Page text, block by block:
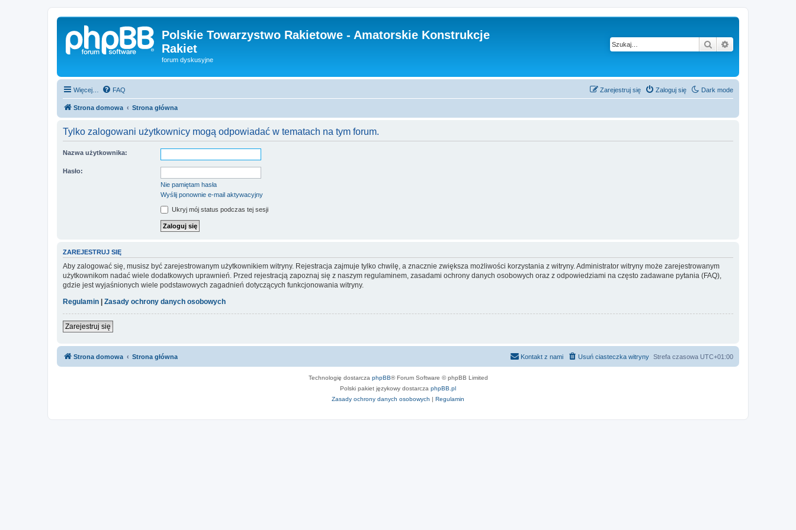
Polskie Towarzystwo Rakietowe - Amatorskie Konstrukcje
Rakiet
forum dyskusyjne
Szukaj
Więcej… Dark mode
FAQ Zaloguj się
Zarejestruj się
Strona domowa Strona główna
Tylko zalogowani użytkownicy mogą odpowiadać w tematach na tym forum.
Nazwa użytkownika:
Hasło:
Nie pamiętam hasła
Wyślij ponownie e-mail aktywacyjny
Ukryj mój status podczas tej sesji
ZAREJESTRUJ SIĘ
Aby zalogować się, musisz być zarejestrowanym użytkownikiem witryny. Rejestracja zajmuje tylko chwilę, a znacznie zwiększa możliwości korzystania z witryny. Administrator witryny może zarejestrowanym
użytkownikom nadać wiele dodatkowych uprawnień. Przed rejestracją zapoznaj się z naszym regulaminem, zasadami ochrony danych osobowych oraz z odpowiedziami na często zadawane pytania (FAQ),
gdzie jest wyjaśnionych wiele podstawowych zagadnień dotyczących funkcjonowania witryny.
Regulamin | Zasady ochrony danych osobowych
Zarejestruj się
Strona domowa Strona główna Strefa czasowa UTC+01:00
Usuń ciasteczka witryny
Kontakt z nami
Technologię dostarcza phpBB® Forum Software © phpBB Limited
Polski pakiet językowy dostarcza phpBB.pl
Zasady ochrony danych osobowych | Regulamin